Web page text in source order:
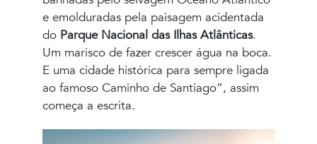
e emolduradas pela paisagem acidentada
do Parque Nacional das Ilhas Atlânticas.
Um marisco de fazer crescer água na boca.
E uma cidade histórica para sempre ligada
ao famoso Caminho de Santiago”, assim
começa a escrita.